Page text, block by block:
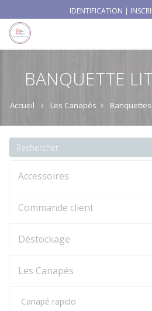
IDENTIFICATION |
BANQUETTE
Accueil Les Canapés
Accessoires
Commande client
Déstockage
Les Canapés
Canapé rapido